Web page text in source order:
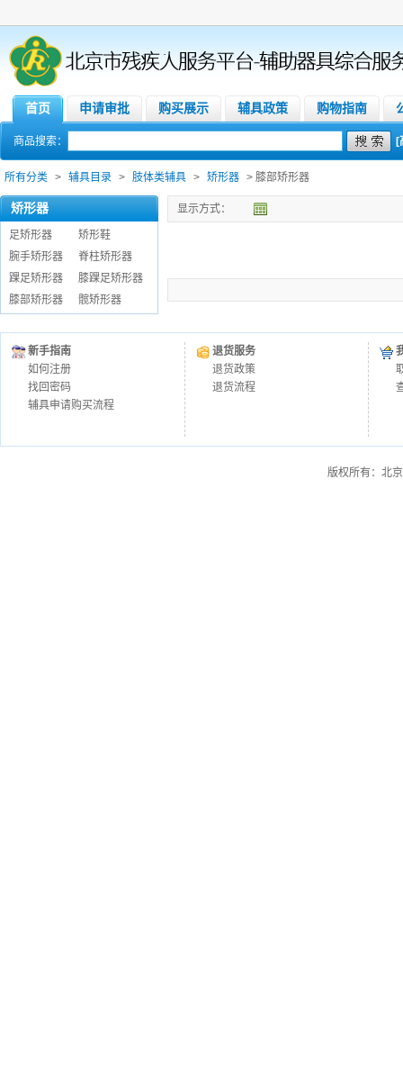
首页 申请审批 购买展示 辅具政策 购物指南
商品搜索： [
所有分类 > 辅具目录 > 肢体类辅具 > 矫形器 > 膝部矫形器
矫形器
足矫形器
矫形鞋
腕手矫形器
脊柱矫形器
踝足矫形器
膝踝足矫形器
膝部矫形器
髋矫形器
显示方式：
新手指南
如何注册
找回密码
辅具申请购买流程
退货服务
退货政策
退货流程
版权所有：北